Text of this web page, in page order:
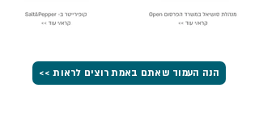
הנה העמוד שאתם באמת רוצים לראות >>